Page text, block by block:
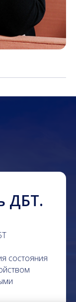
ДБТ.
состояния